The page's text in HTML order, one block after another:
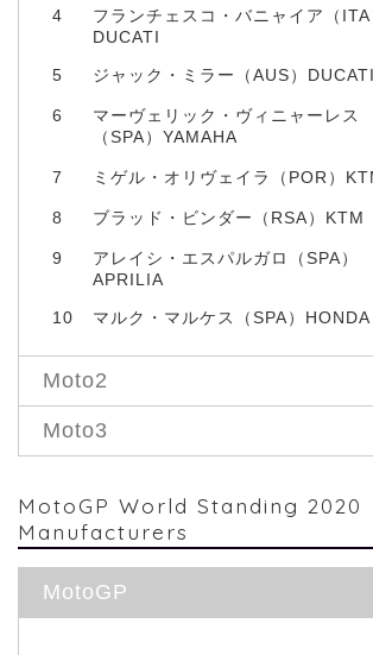
4
フランチェスコ・バニャイア（ITA
DUCATI
5 ジャック・ミラー（AUS）DUCATI
6
マーヴェリック・ヴィニャーレス
（SPA）YAMAHA
7 ミゲル・オリヴェイラ（POR）
8 ブラッド・ビンダー（RSA）KTM
9
アレイシ・エスパルガロ（SPA）
APRILIA
10 マルク・マルケス（SPA）HONDA
Moto2
Moto3
MotoGP World Standing 2020
Manufacturers
MotoGP